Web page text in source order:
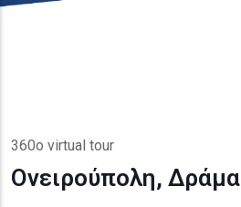
360o virtual tour
Ονειρούπολη, Δράμα